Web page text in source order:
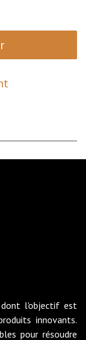
dont l'objectif est
innovants.
pour résoudre